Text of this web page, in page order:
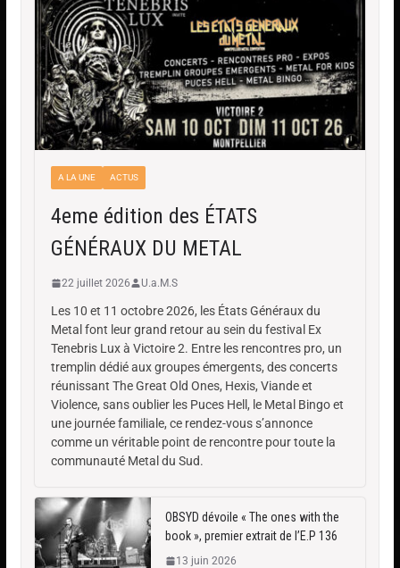
A LA UNE ACTUS
4eme édition des ÉTATS
GÉNÉRAUX DU METAL
22 juillet 2026 U.a.M.S
Les 10 et 11 octobre 2026, les États Généraux du
Metal font leur grand retour au sein du festival Ex
Tenebris Lux à Victoire 2. Entre les rencontres pro, un
tremplin dédié aux groupes émergents, des concerts
réunissant The Great Old Ones, Hexis, Viande et
Violence, sans oublier les Puces Hell, le Metal Bingo et
une journée familiale, ce rendez-vous s’annonce
comme un véritable point de rencontre pour toute la
communauté Metal du Sud.
OBSYD dévoile « The ones with the
book », premier extrait de l’E.P 136
13 juin 2026